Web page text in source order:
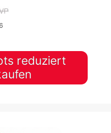
reduziert